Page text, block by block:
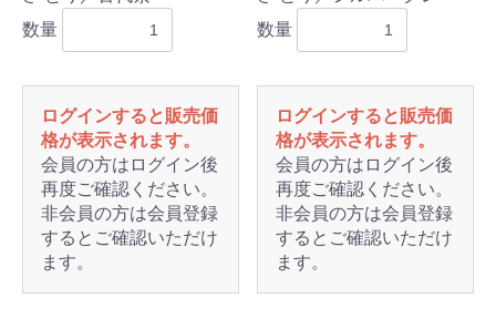
数量
ログインすると販売価
格が表示されます。
会員の方はログイン後
再度ご確認ください。
非会員の方は会員登録
するとご確認いただけ
ます。
数量
ログインすると販売価
格が表示されます。
会員の方はログイン後
再度ご確認ください。
非会員の方は会員登録
するとご確認いただけ
ます。